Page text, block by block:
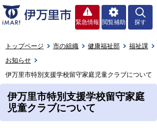
緊急情報 閲覧補助 探す
トップページ 市の組織 健康福祉部
福祉課
お知らせ
伊万里市特別支援学校留守家庭児童クラブについて
伊万里市特別支援学校留守家庭
児童クラブについて